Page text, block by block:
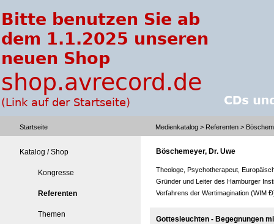
Startseite Medienkatalog > Referenten >
Katalog / Shop
Kongresse
Referenten
Themen
Böschemeyer, Dr. Uwe
Theologe, Psychotherapeut,
Gründer und Leiter des Hamburger
Verfahrens der Wertimagination (WIM
Gottesleuchten - Begegnungen